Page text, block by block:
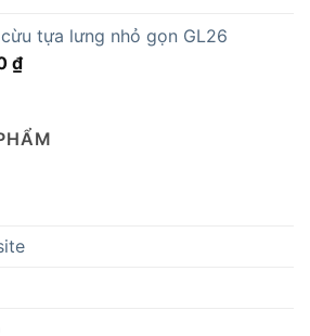
tựa lưng nhỏ gọn GL26
₫